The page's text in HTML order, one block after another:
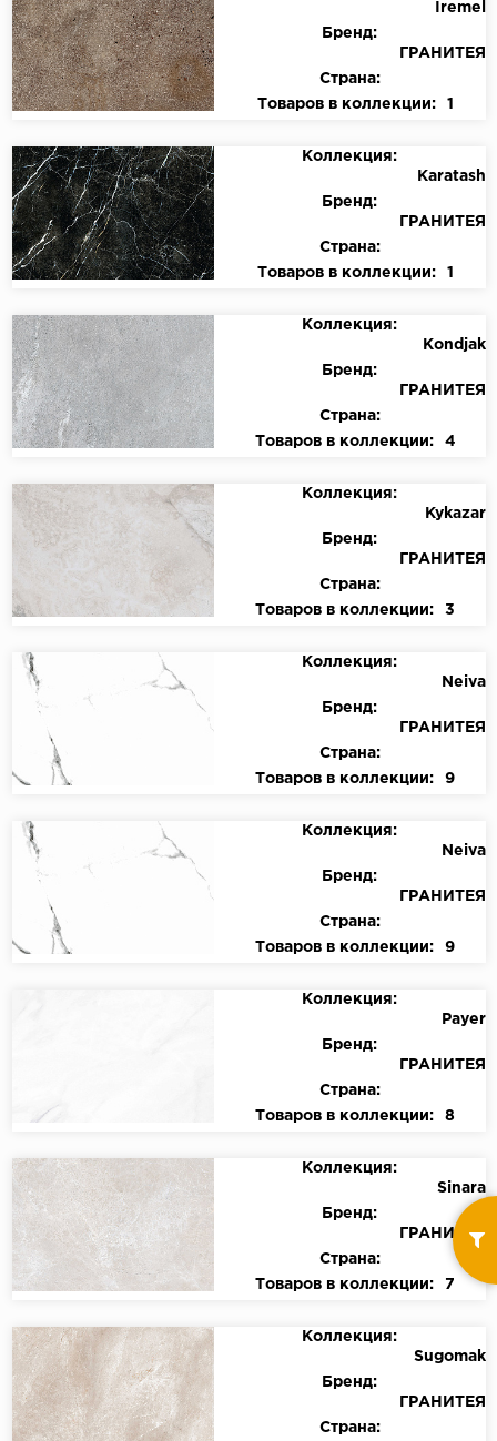
Iremel
Бренд:
ГРАНИТЕЯ
Страна:
Товаров в коллекции:
1
Коллекция:
Karatash
Бренд:
ГРАНИТЕЯ
Страна:
Товаров в коллекции:
1
Коллекция:
Kondjak
Бренд:
ГРАНИТЕЯ
Страна:
Товаров в коллекции:
4
Коллекция:
Kykazar
Бренд:
ГРАНИТЕЯ
Страна:
Товаров в коллекции:
3
Коллекция:
Neiva
Бренд:
ГРАНИТЕЯ
Страна:
Товаров в коллекции:
9
Коллекция:
Neiva
Бренд:
ГРАНИТЕЯ
Страна:
Товаров в коллекции:
9
Коллекция:
Payer
Бренд:
ГРАНИТЕЯ
Страна:
Товаров в коллекции:
8
Коллекция:
Sinara
Бренд:
ГРАНИТЕЯ
Страна:
Товаров в коллекции:
7
Коллекция:
Sugomak
Бренд:
ГРАНИТЕЯ
Страна: